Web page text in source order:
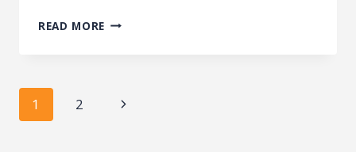
READ MORE ALLT
DU
Page
1 2
Next